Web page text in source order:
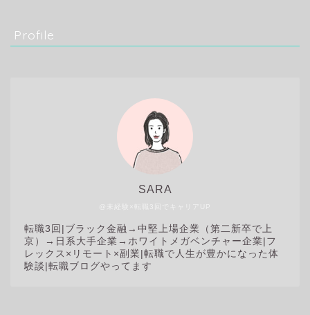
Profile
@未経験×転職3回でキャリアUP
SARA
転職3回| ブラック金融→中堅上場企業（第二新卒で上
京）→日系大手企業→ホワイトメガベンチャー企業|フ
レックス×リモート×副業|転職で人生が豊かになった体
験談|転職ブログやってます